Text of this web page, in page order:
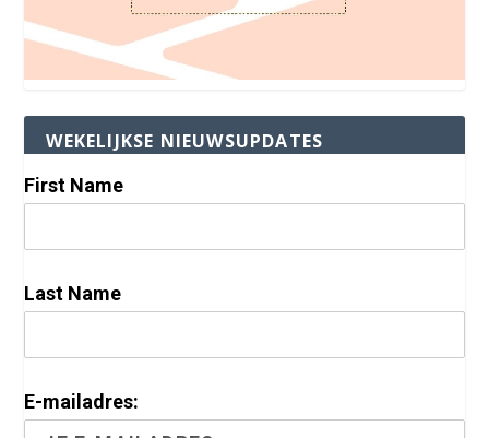
WEKELIJKSE NIEUWSUPDATES
First Name
Last Name
E-mailadres: